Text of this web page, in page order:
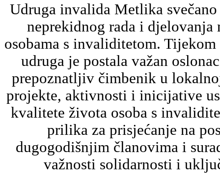
Udruga invalida Metlika
neprekidnog rada i djelovanja
osobama s invaliditetom.
udruga je postala važan
prepoznatljiv čimbenik u
projekte, aktivnosti i inicijative
kvalitete života osoba s
prilika za prisjećanje na
dugogodišnjim članovima i
važnosti solidarnosti i